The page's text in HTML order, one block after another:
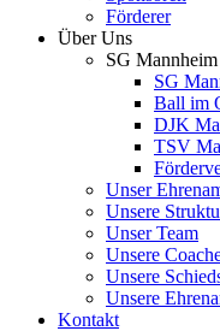
Förderer
Über Uns
SG Mannheim
SG
Ball im
DJK
TSV
Unser
Unsere
Unser Team
Unsere
Unsere
Unsere
Kontakt